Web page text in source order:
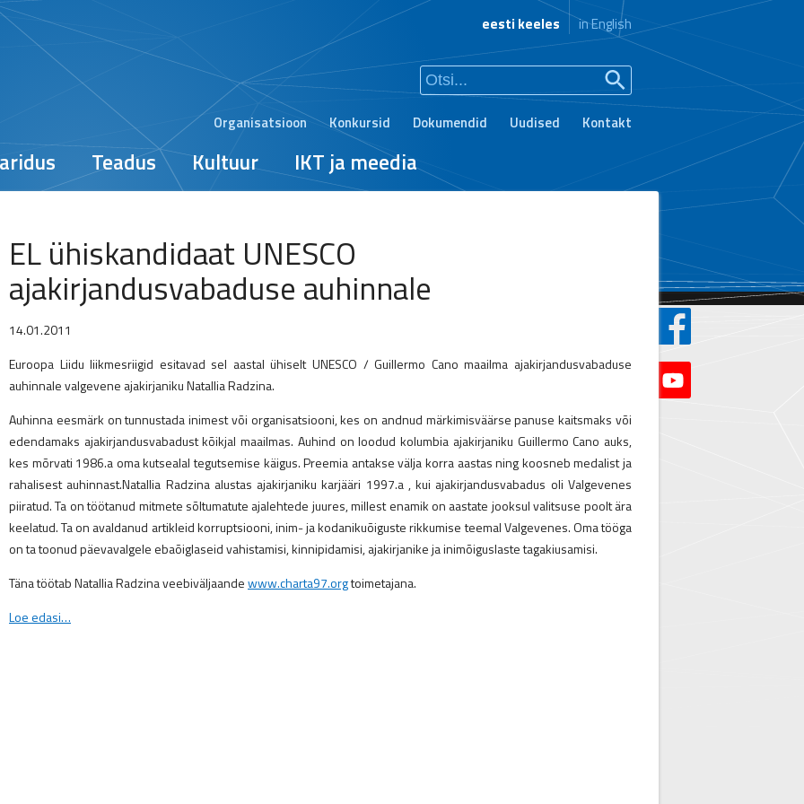
Organisatsioon Konkursid Dokumendid Uudised Kontakt
Teadus Kultuur IKT ja meedia
eesti keeles in English
EL ühiskandidaat UNESCO
ajakirjandusvabaduse auhinnale
14.01.2011
Euroopa Liidu liikmesriigid esitavad sel aastal ühiselt UNESCO / Guillermo Cano maailma ajakirjandusvabaduse
auhinnale valgevene ajakirjaniku Natallia Radzina.
Auhinna eesmärk on tunnustada inimest või organisatsiooni, kes on andnud märkimisväärse panuse kaitsmaks või
edendamaks ajakirjandusvabadust kõikjal maailmas. Auhind on loodud kolumbia ajakirjaniku Guillermo Cano auks,
kes mõrvati 1986.a oma kutsealal tegutsemise käigus. Preemia antakse välja korra aastas ning koosneb medalist ja
rahalisest auhinnast.Natallia Radzina alustas ajakirjaniku karjääri 1997.a , kui ajakirjandusvabadus oli Valgevenes
piiratud. Ta on töötanud mitmete sõltumatute ajalehtede juures, millest enamik on aastate jooksul valitsuse poolt ära
keelatud. Ta on avaldanud artikleid korruptsiooni, inim- ja kodanikuõiguste rikkumise teemal Valgevenes. Oma tööga
on ta toonud päevavalgele ebaõiglaseid vahistamisi, kinnipidamisi, ajakirjanike ja inimõiguslaste tagakiusamisi.
Täna töötab Natallia Radzina veebiväljaandewww.charta97.orgtoimetajana.
Loe edasi…